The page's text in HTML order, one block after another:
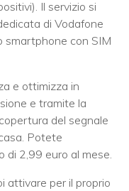
Il servizio si
di Vodafone
smartphone con SIM
e ottimizza in
e tramite la
del segnale
Potete
di 2,99 euro al mese.
attivare per il proprio